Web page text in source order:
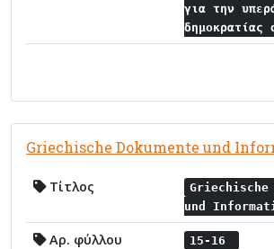
για την
δημοκρατίας
Griechische Dokumente und
Τίτλος
Griechische
und
Αρ. φύλλου 15-16